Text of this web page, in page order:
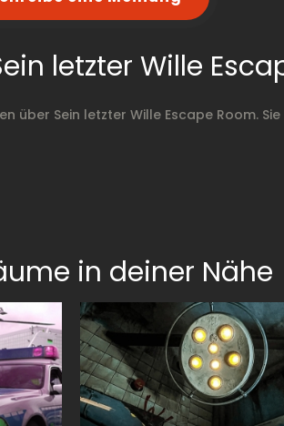
letzter Wille
über Sein letzter Wille Escape Room.
in deiner Nähe